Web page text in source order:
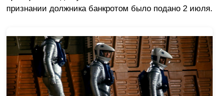
признании должника банкротом было подано 2 июля.